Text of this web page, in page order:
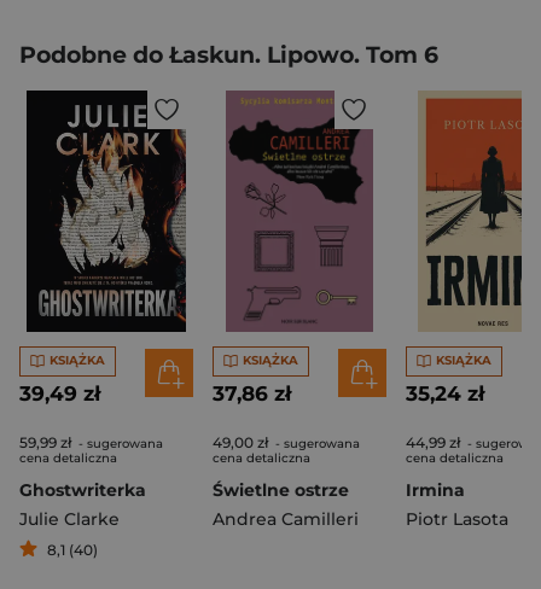
Podobne do Łaskun. Lipowo. Tom 6
KSIĄŻKA
39,49 zł
59,99 zł - sugerowana
cena detaliczna
Ghostwriterka
Julie Clarke
8,1 (40)
KSIĄŻKA
37,86 zł
49,00 zł - sugerowana
cena detaliczna
Świetlne ostrze
Andrea Camilleri
KSIĄŻKA
35,24 zł
44,99 zł -
cena detaliczna
Irmina
Piotr Lasota